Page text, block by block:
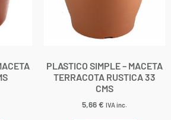
PLASTICO SIMPLE – MACETA
TERRACOTA RUSTICA 33
CMS
5,66€ IVA inc.